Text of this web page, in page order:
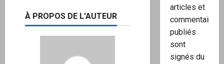
À PROPOS DE L'AUTEUR
articles et
commentaires
publiés
sont
signés du